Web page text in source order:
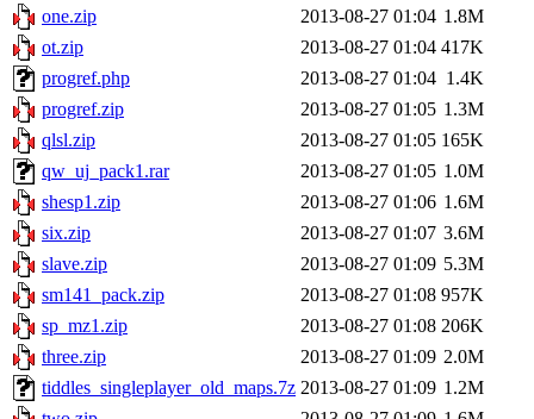
one.zip
2013-08-27 01:04 1.8M
ot.zip
2013-08-27 01:04 417K
progref.php
2013-08-27 01:04 1.4K
progref.zip
2013-08-27 01:05 1.3M
qlsl.zip
2013-08-27 01:05 165K
qw_uj_pack1.rar
2013-08-27 01:05 1.0M
shesp1.zip
2013-08-27 01:06 1.6M
six.zip
2013-08-27 01:07 3.6M
slave.zip
2013-08-27 01:09 5.3M
sm141_pack.zip
2013-08-27 01:08 957K
sp_mz1.zip
2013-08-27 01:08 206K
three.zip
2013-08-27 01:09 2.0M
tiddles_singleplayer_old_maps.7z 2013-08-27 01:09 1.2M